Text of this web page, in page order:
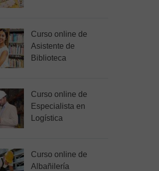
Curso online de
Asistente de
Biblioteca
Curso online de
Especialista en
Logística
Curso online de
Albañilería